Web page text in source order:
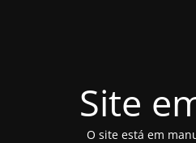
Site
O site está em